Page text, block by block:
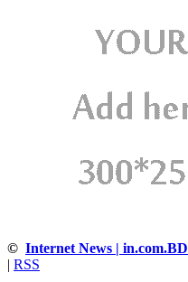
© Internet News | in.com.BD
| RSS